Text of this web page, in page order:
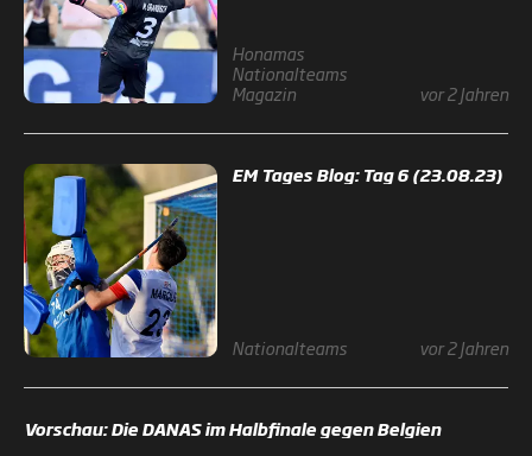
Honamas
Nationalteams
Magazin
vor 2 Jahren
EM Tages Blog: Tag 6 (23.08.23)
Nationalteams vor 2 Jahren
Vorschau: Die DANAS im Halbfinale gegen Belgien